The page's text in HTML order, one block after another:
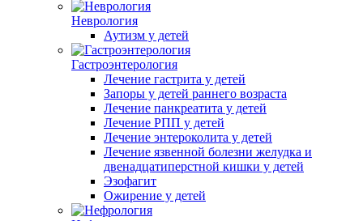
Неврология
Аутизм у детей
Гастроэнтерология
Лечение гастрита у детей
Запоры у детей раннего возраста
Лечение панкреатита у детей
Лечение РПП у детей
Лечение энтероколита у детей
Лечение язвенной болезни желудка и
двенадцатиперстной кишки у детей
Эзофагит
Ожирение у детей